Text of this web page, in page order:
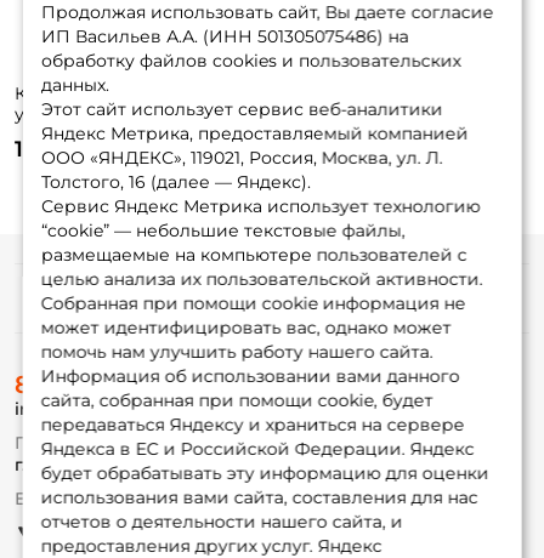
Коннектор для
удочки Три Кита
Стонф 1.5мм
15 ₽
удочки Три Кита
Стонф 1.8мм
15 ₽
Продолжая использовать сайт, Вы даете согласие
ИП Васильев А.А. (ИНН 501305075486) на
обработку файлов cookies и пользовательских
данных.
Этот сайт использует сервис веб-аналитики
Яндекс Метрика, предоставляемый компанией
ООО «ЯНДЕКС», 119021, Россия, Москва, ул. Л.
Толстого, 16 (далее — Яндекс).
Сервис Яндекс Метрика использует технологию
“cookie” — небольшие текстовые файлы,
размещаемые на компьютере пользователей с
целью анализа их пользовательской активности.
Собранная при помощи cookie информация не
может идентифицировать вас, однако может
помочь нам улучшить работу нашего сайта.
Информация об использовании вами данного
сайта, собранная при помощи cookie, будет
передаваться Яндексу и храниться на сервере
Яндекса в ЕС и Российской Федерации. Яндекс
будет обрабатывать эту информацию для оценки
использования вами сайта, составления для нас
отчетов о деятельности нашего сайта, и
предоставления других услуг. Яндекс
Информация
О магазине
Доставка
Оплата
Fox-bonus
Гуру
Партнерская программа
8 (495) 532-77-88
info@foxfishing.ru
По вопросам с заказом
г. Москва, ул. Плеханова д.7
Ежедневно 10:00 до 20:00